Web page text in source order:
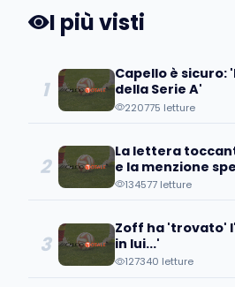
I più visti
1
Capello è sicuro:
della Serie A'
220775 letture
2
La lettera
e la menzione
Coelho
134577 letture
3
Zoff ha 'trovato'
in lui...'
127340 letture